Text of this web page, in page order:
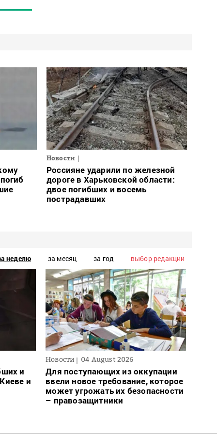
Новости
Россияне ударили по железной
дороге в Харьковской области:
двое погибших и восемь
пострадавших
неделю за месяц за год выбор редакции
и
и
Новости 04 August 2026
Для поступающих из оккупации
ввели новое требование, которое
может угрожать их безопасности
– правозащитники